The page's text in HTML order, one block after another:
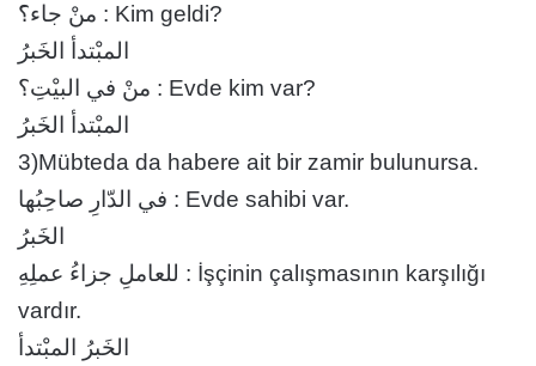
منْ جاء؟َ : Kim geldi?
المبْتدأ الخَبرُ
منْ في البيْتِ؟ : Evde kim var?
المبْتدأ الخَبرُ
3)Mübteda da habere ait bir zamir bulunursa.
في الدّارِ صاحِبُها : Evde sahibi var.
الخَبرُ
للعاملِ جزاءُ عملِهِ : İşçinin çalışmasının karşılığı
vardır.
الخَبرُ المبْتدأ